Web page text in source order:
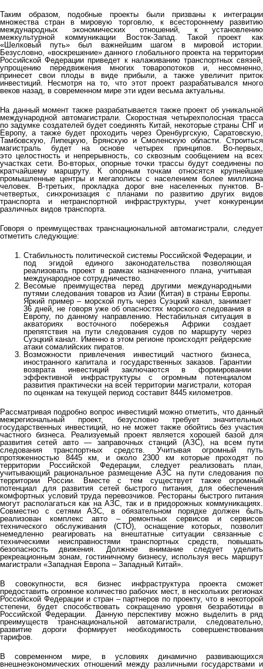
Таким образом, подобные проекты были призваны к интеграции
множества стран в мировую торговлю, к всестороннему развитию
международных экономических отношений, к установлению
межкультурной коммуникации Восток-Запад. Такой проект как
«Шелковый путь» был важнейшим шагом в мировой истории.
Безусловно, «воскрешение» данного глобального проекта на территории
Российской Федерации приведет к налаживанию транспортных связей,
упрощению передвижения многих товаропотоков и, несомненно,
принесет свои плоды в виде прибыли, а также увеличит приток
инвестиций. Несмотря на то, что этот проект разрабатывался много
веков назад, в современном мире эти идеи весьма актуальны.
На данный момент также разрабатывается также проект об уникальной
международной автомагистрали. Скоростная четырехполосная трасса
по задумке создателей будет соединять Китай, некоторые страны СНГ и
Европу, а также будет проходить через Оренбургскую, Саратовскую,
Тамбовскую, Липецкую, Брянскую и Смоленскую области. Строиться
магистраль будет на основе четырех принципов. Во-первых,
это целостность и непрерывность, со сквозным сообщением на всех
участках сети. Во-вторых, опорные точки трассы будут соединены по
кратчайшему маршруту. К опорным точкам относятся крупнейшие
промышленные центры и мегаполисы с населением более миллиона
человек. В-третьих, прокладка дорог вне населенных пунктов. В-
четвертых, синхронизация с планами по развитию других видов
транспорта и нетранспортной инфраструктуры, учет конкуренции
различных видов транспорта.
Говоря о преимуществах транснациональной автомагистрали, следует
отметить следующие:
Стабильность политической системы Российской Федерации, и
под эгидой единого законодательства позволяющая
реализовать проект в рамках назначенного плана, учитывая
международное сотрудничество.
Весомые преимущества перед другими международными
путями следования товаров из Азии (Китая) в страны Европы.
Яркий пример – морской путь через Суэцкий канал, занимает
36 дней, не говоря уже об опасностях морского следования в
Европу, по данному направлению. Нестабильная ситуация в
акваториях восточного побережья Африки создает
препятствия на пути следования судов по маршруту через
Суэцкий канал. Именно в этом регионе происходят рейдерские
атаки сомалийских пиратов.
Возможности привлечения инвестиций частного бизнеса,
иностранного капитала и государственных заказов. Гарантии
возврата инвестиций заключаются в формировании
эффективной инфраструктуры с огромным потенциалом
развития практически на всей территории магистрали, которая
по оценкам на текущей период составит 8445 километров.
Рассматривая подробно вопрос инвестиций можно отметить, что данный
межрегиональный проект, безусловно требует значительных
государственных инвестиций, но не может также обойтись без участия
частного бизнеса. Реализуемый проект является хорошей базой для
развития сетей авто — заправочных станций (АЗС), на всем пути
следования транспортных средств. Учитывая огромный путь
протяженностью 8445 км, и около 2300 км которые проходят по
территории Российской Федерации, следует реализовать план,
учитывающий рациональное размещение АЗС на пути следования по
территории России. Вместе с тем существует также огромный
потенциал для развития сетей быстрого питания, для обеспечения
комфортных условий труда перевозчиков. Рестораны быстрого питания
могут располагаться как на АЗС, так и в придорожных коммуникациях.
Совместно с сетями АЗС, в обязательном порядке должен быть
реализован комплекс авто – ремонтных сервисов и сервисов
технического обслуживания (СТО), оснащение которых, позволит
немедленно реагировать на внештатные ситуации связанные с
техническими неисправностями транспортных средств, повышать
безопасность движения. Должное внимание следует уделить
рекреационным зонам, гостиничному бизнесу, используя весь маршрут
магистрали «Западная Европа – Западный Китай».
В совокупности, вся бизнес инфраструктура проекта сможет
предоставить огромное количество рабочих мест, в нескольких регионах
Российской Федерации и стран – партнеров по проекту, что в некоторой
степени, будет способствовать сокращению уровня безработицы в
Российской Федерации. Данную перспективу можно выделить в ряд
преимуществ транснациональной автомагистрали, следовательно,
развитие дороги формирует необходимость совершенствования
тарифов.
В современном мире, в условиях динамично развивающихся
внешнеэкономических отношений между различными государствами и